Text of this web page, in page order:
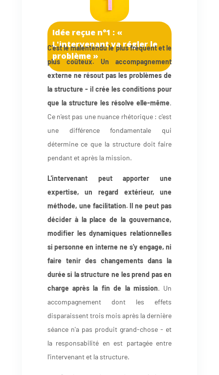
Idée reçue n°1 : «
L'intervenant va régler le
problème »
C'est le malentendu le plus fréquent et le
plus coûteux. Un accompagnement
externe ne résout pas les problèmes de
la structure - il crée les conditions pour
que la structure les résolve elle-même.
Ce n'est pas une nuance rhétorique : c'est
une différence fondamentale qui
détermine ce que la structure doit faire
pendant et après la mission.
L'intervenant peut apporter une
expertise, un regard extérieur, une
méthode, une facilitation. Il ne peut pas
décider à la place de la gouvernance,
modifier les dynamiques relationnelles
si personne en interne ne s'y engage, ni
faire tenir des changements dans la
durée si la structure ne les prend pas en
charge après la fin de la mission. Un
accompagnement dont les effets
disparaissent trois mois après la dernière
séance n'a pas produit grand-chose - et
la responsabilité en est partagée entre
l'intervenant et la structure.